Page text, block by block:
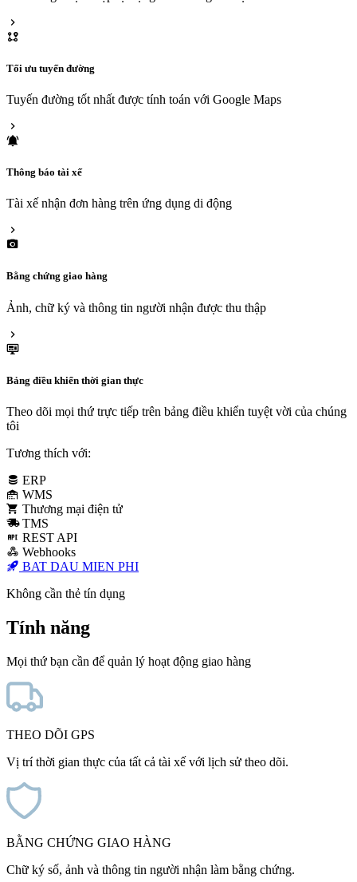
Tối ưu tuyến đường
Tuyến đường tốt nhất được tính toán với Google Maps
Thông báo tài xế
Tài xế nhận đơn hàng trên ứng dụng di động
Bằng chứng giao hàng
Ảnh, chữ ký và thông tin người nhận được thu thập
Bảng điều khiển thời gian thực
Theo dõi mọi thứ trực tiếp trên bảng điều khiển tuyệt vời của chúng
tôi
Tương thích với:
ERP
WMS
Thương mại điện tử
TMS
REST API
Webhooks
BAT DAU MIEN PHI
Không cần thẻ tín dụng
Tính năng
Mọi thứ bạn cần để quản lý hoạt động giao hàng
THEO DÕI GPS
Vị trí thời gian thực của tất cả tài xế với lịch sử theo dõi.
BẰNG CHỨNG GIAO HÀNG
Chữ ký số, ảnh và thông tin người nhận làm bằng chứng.